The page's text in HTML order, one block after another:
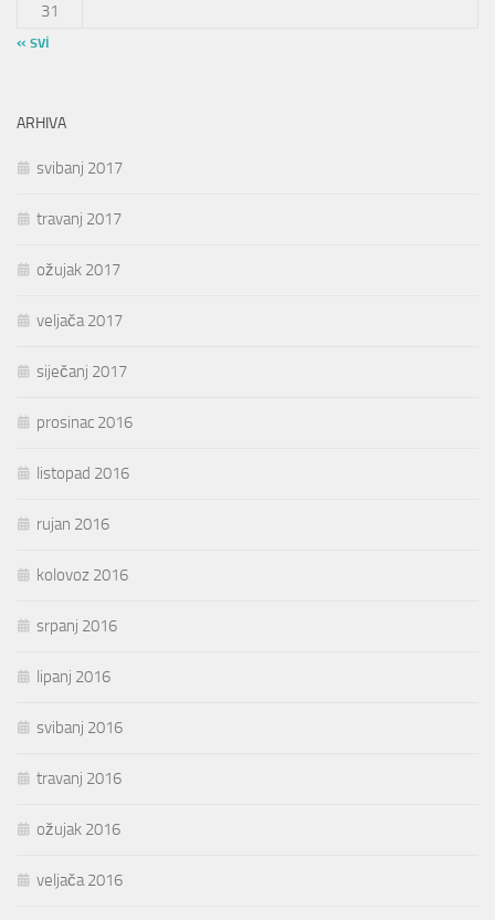
31
« svi
ARHIVA
svibanj 2017
travanj 2017
ožujak 2017
veljača 2017
siječanj 2017
prosinac 2016
listopad 2016
rujan 2016
kolovoz 2016
srpanj 2016
lipanj 2016
svibanj 2016
travanj 2016
ožujak 2016
veljača 2016